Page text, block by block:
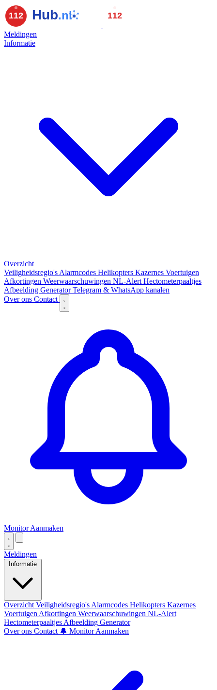
Meldingen
Informatie
Overzicht
Veiligheidsregio's Alarmcodes Helikopters Kazernes Voertuigen
Afkortingen Weerwaarschuwingen NL-Alert Hectometerpaaltjes
Afbeelding GeneratorTelegram & WhatsApp kanalen
Over ons Contact
Monitor Aanmaken
Meldingen
Informatie
Overzicht Veiligheidsregio's Alarmcodes Helikopters Kazernes
Voertuigen Afkortingen Weerwaarschuwingen NL-Alert
Hectometerpaaltjes Afbeelding Generator
Over ons Contact 🔔 Monitor Aanmaken